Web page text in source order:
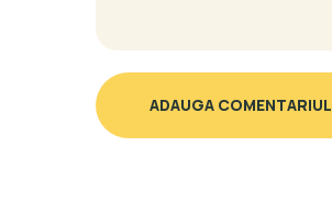
ADAUGA COMENTARIUL